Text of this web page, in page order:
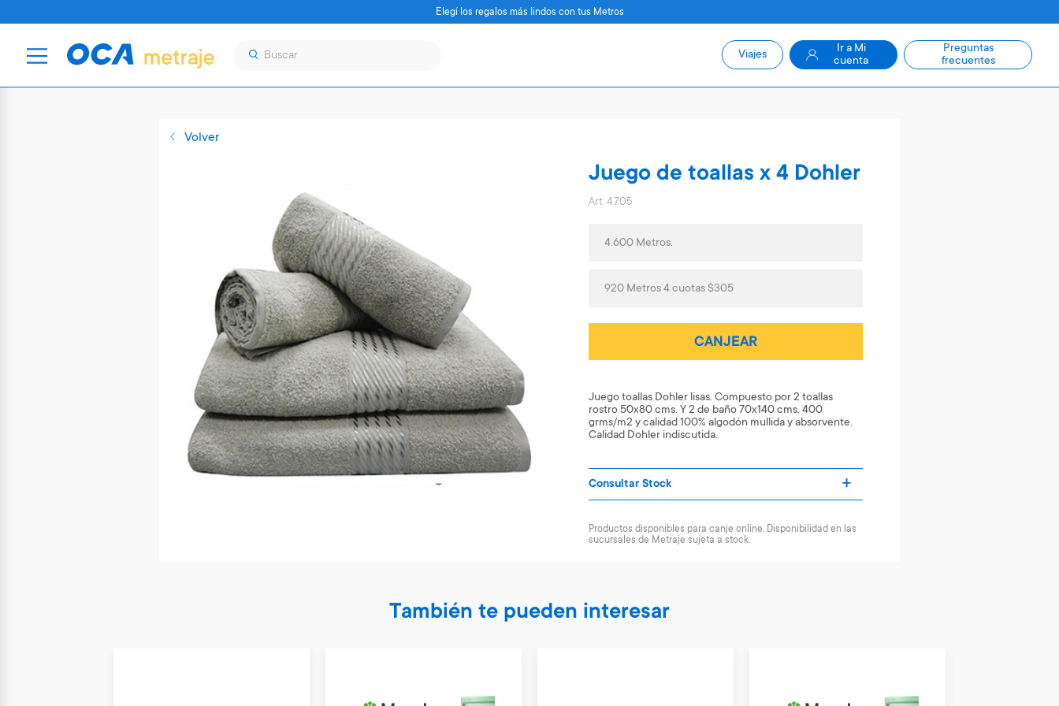
Volver
Juego de toallas x 4 Dohler
Art. 4.705
4.600 Metros.
920 Metros 4 cuotas $305
CANJEAR
Juego toallas Dohler lisas. Compuesto por 2 toallas
rostro 50x80 cms. Y 2 de baño 70x140 cms. 400
grms/m2 y calidad 100% algodón mullida y absorvente.
Calidad Dohler indiscutida.
Consultar Stock
Productos disponibles para canje online. Disponibilidad en las
sucursales de Metraje sujeta a stock.
También te pueden interesar
Elegí los regalos más lindos con tus Metros
Viajes
Ir a Mi
cuenta
Preguntas
frecuentes